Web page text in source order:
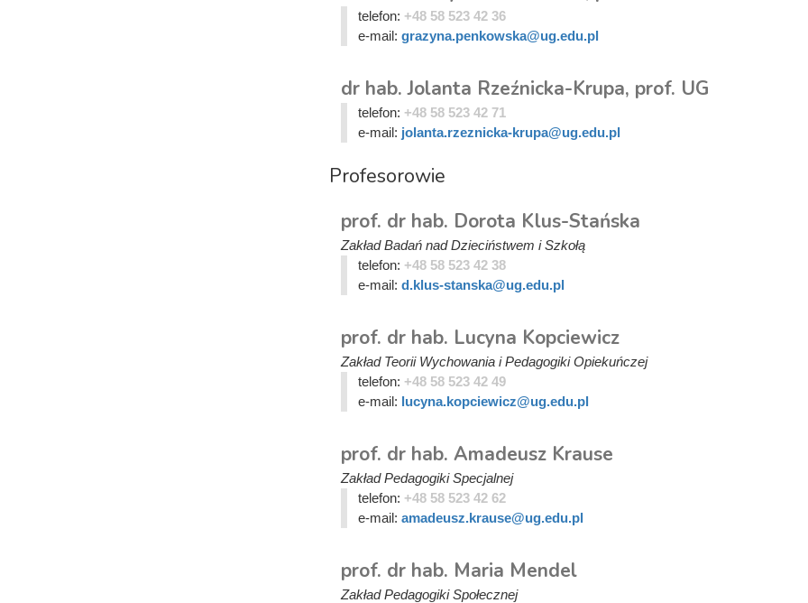
telefon: +48 58 523 42 36
e-mail: grazyna.penkowska@ug.edu.pl
dr hab. Jolanta Rzeźnicka-Krupa, prof. UG
telefon: +48 58 523 42 71
e-mail: jolanta.rzeznicka-krupa@ug.edu.pl
Profesorowie
prof. dr hab. Dorota Klus-Stańska
Zakład Badań nad Dzieciństwem i Szkołą
telefon: +48 58 523 42 38
e-mail: d.klus-stanska@ug.edu.pl
prof. dr hab. Lucyna Kopciewicz
Zakład Teorii Wychowania i Pedagogiki Opiekuńczej
telefon: +48 58 523 42 49
e-mail: lucyna.kopciewicz@ug.edu.pl
prof. dr hab. Amadeusz Krause
Zakład Pedagogiki Specjalnej
telefon: +48 58 523 42 62
e-mail: amadeusz.krause@ug.edu.pl
prof. dr hab. Maria Mendel
Zakład Pedagogiki Społecznej